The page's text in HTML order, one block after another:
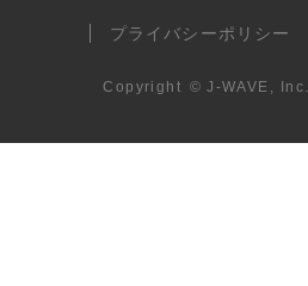
プライバシーポリシー
Copyright © J-WAVE, Inc.